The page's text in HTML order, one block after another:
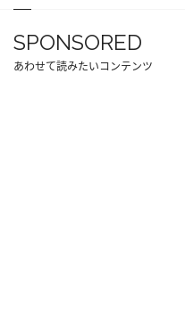
SPONSORED
あわせて読みたいコンテンツ